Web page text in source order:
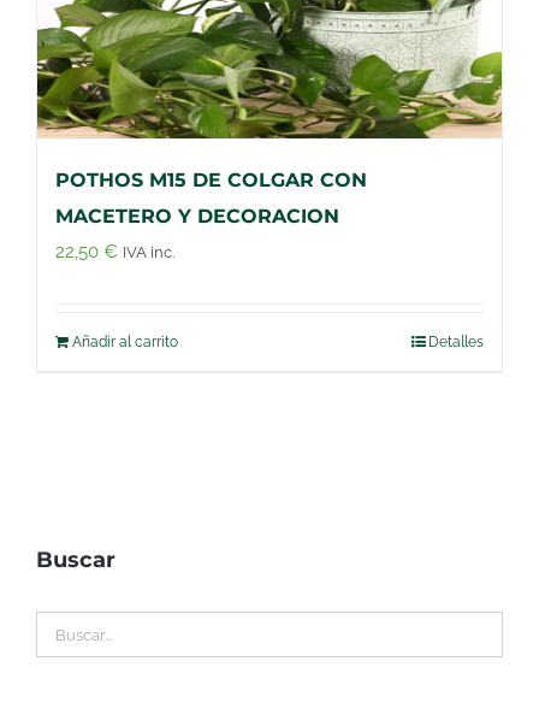
POTHOS M15 DE COLGAR CON
MACETERO Y DECORACION
22,50 € IVA inc.
Añadir al carrito Detalles
Buscar